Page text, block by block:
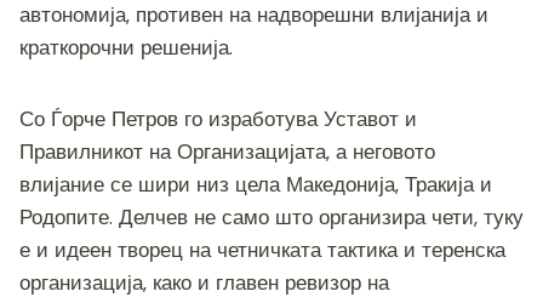
автономија, противен на надворешни влијанија и
краткорочни решенија.
Со Ѓорче Петров го изработува Уставот и
Правилникот на Организацијата, а неговото
влијание се шири низ цела Македонија, Тракија и
Родопите. Делчев не само што организира чети, туку
е и идеен творец на четничката тактика и теренска
организација, како и главен ревизор на